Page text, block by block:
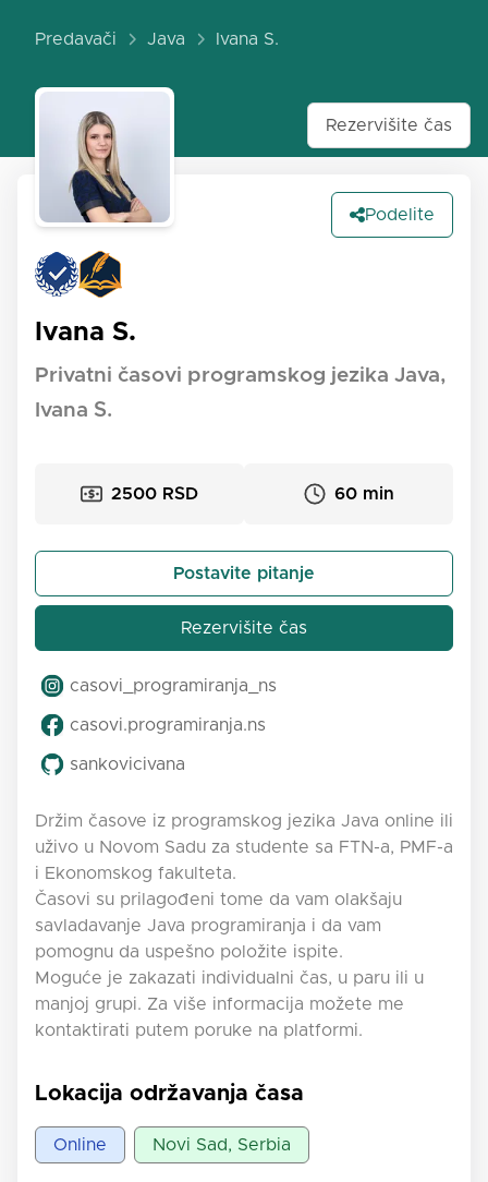
Predavači Java Ivana S.
Rezervišite čas
Podelite
Ivana S.
Privatni časovi programskog jezika Java,
Ivana S.
2500 RSD 60 min
Postavite pitanje
Rezervišite čas
casovi_programiranja_ns
casovi.programiranja.ns
sankovicivana
Držim časove iz programskog jezika Java online ili
uživo u Novom Sadu za studente sa FTN-a, PMF-a
i Ekonomskog fakulteta.
Časovi su prilagođeni tome da vam olakšaju
savladavanje Java programiranja i da vam
pomognu da uspešno položite ispite.
Moguće je zakazati individualni čas, u paru ili u
manjoj grupi. Za više informacija možete me
kontaktirati putem poruke na platformi.
Lokacija održavanja časa
Online Novi Sad, Serbia